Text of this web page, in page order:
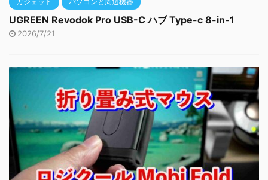
UGREEN Revodok Pro USB-C ハブ Type-c 8-in-1
2026/7/21